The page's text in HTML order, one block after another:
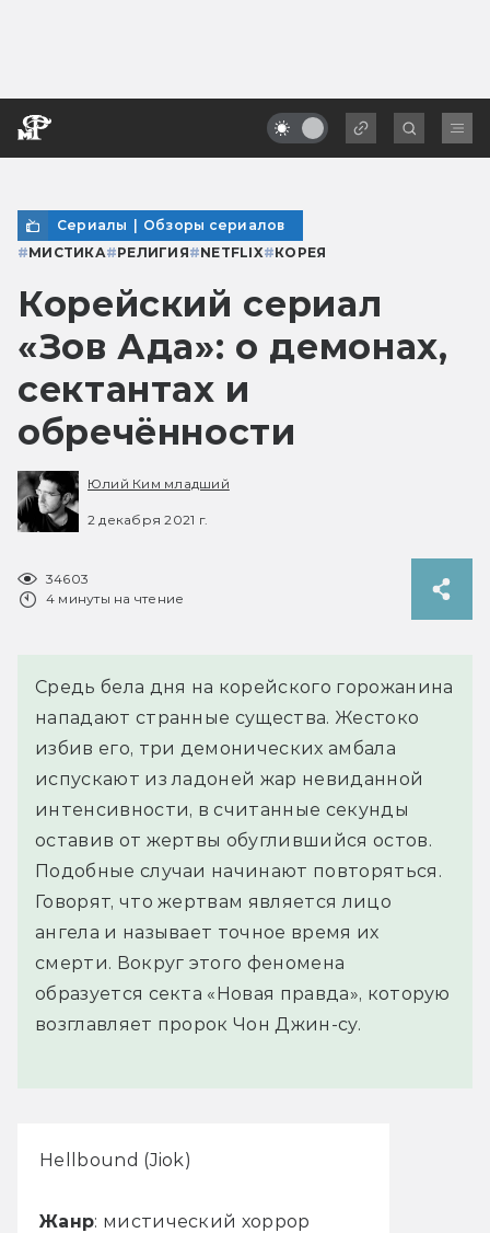
Сериалы | Обзоры сериалов
#МИСТИКА#РЕЛИГИЯ#NETFLIX#КОРЕЯ
Корейский сериал
«Зов Ада»: о демонах,
сектантах и
обречённости
Юлий Ким младший
2 декабря 2021 г.
34603
4 минуты на чтение
Средь бела дня на корейского горожанина
нападают странные существа. Жестоко
избив его, три демонических амбала
испускают из ладоней жар невиданной
интенсивности, в считанные секунды
оставив от жертвы обуглившийся остов.
Подобные случаи начинают повторяться.
Говорят, что жертвам является лицо
ангела и называет точное время их
смерти. Вокруг этого феномена
образуется секта «Новая правда», которую
возглавляет пророк Чон Джин-су.
Hellbound (Jiok)
Жанр: мистический хоррор